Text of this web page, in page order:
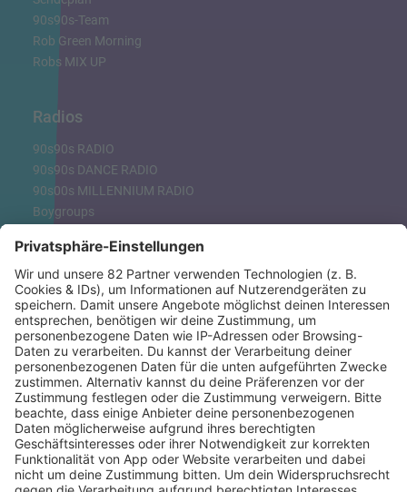
90s90s-Team
Rob Green Morning
Robs MIX UP
Radios
90s90s RADIO
90s90s DANCE RADIO
90s00s MILLENNIUM RADIO
Boygroups
Clubhits
Dinnerparty
Eurodance
Grunge
Hiphop & Rap
Hiphop deutsch
House
Ibiza
Loveparade
Lovesongs
Mayday
Rave